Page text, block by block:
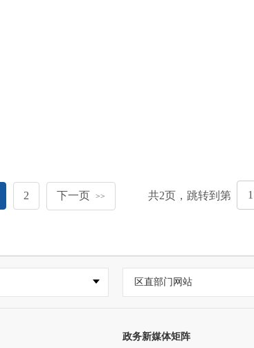
2 下一页 >> 共2页，跳转到第
区直部门网站
政务新媒体矩阵